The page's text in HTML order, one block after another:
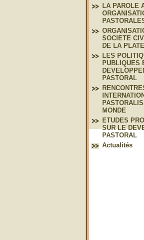
LA PAROLE
SOCIETE
DE LA
LES
PUBLIQUES
PASTORAL
MONDE
ETUDES
SUR LE
PASTORAL
Actualités